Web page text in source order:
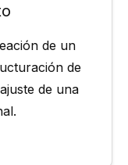
de un
de
de una